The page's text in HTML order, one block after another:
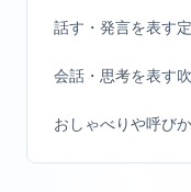
話す・発言を表す
会話・思考を表す
おしゃべりや呼び